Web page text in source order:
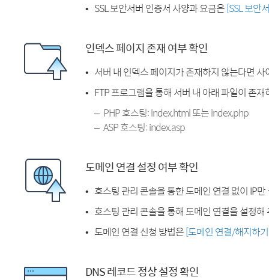
SSL 보안서버 인증서 사양과 요금은[SSL 보안
인덱스 페이지 존재 여부 확인
서버 내 인덱스 페이지가 존재하지 않는다면
FTP 프로그램을 통해 서버 내 아래 파일이 존
PHP 호스팅: index.html 또는 index.php
ASP 호스팅: index.asp
도메인 연결 설정 여부 확인
호스팅 관리 콘솔을 통한 도메인 연결 없이 IP
호스팅 관리 콘솔을 통해 도메인 연결을 설정해
도메인 연결 신청 방법은[도메인 연결/해지하
DNS 레코드 정상 설정 확인